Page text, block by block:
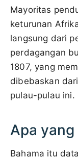
Mayoritas
keturunan
langsung dari
perdagangan
1807, yang
dibebaskan
pulau-pulau ini.
Apa
Bahama itu